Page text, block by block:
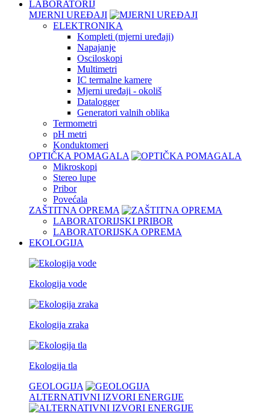
LABORATORIJ
MJERNI UREĐAJI
ELEKTRONIKA
Kompleti (mjerni uređaji)
Napajanje
Osciloskopi
Multimetri
IC termalne kamere
Mjerni uređaji - okoliš
Datalogger
Generatori valnih oblika
Termometri
pH metri
Konduktomeri
OPTIČKA POMAGALA
Mikroskopi
Stereo lupe
Pribor
Povećala
ZAŠTITNA OPREMA
LABORATORIJSKI PRIBOR
LABORATORIJSKA OPREMA
EKOLOGIJA
Ekologija vode
Ekologija zraka
Ekologija tla
GEOLOGIJA
ALTERNATIVNI IZVORI ENERGIJE